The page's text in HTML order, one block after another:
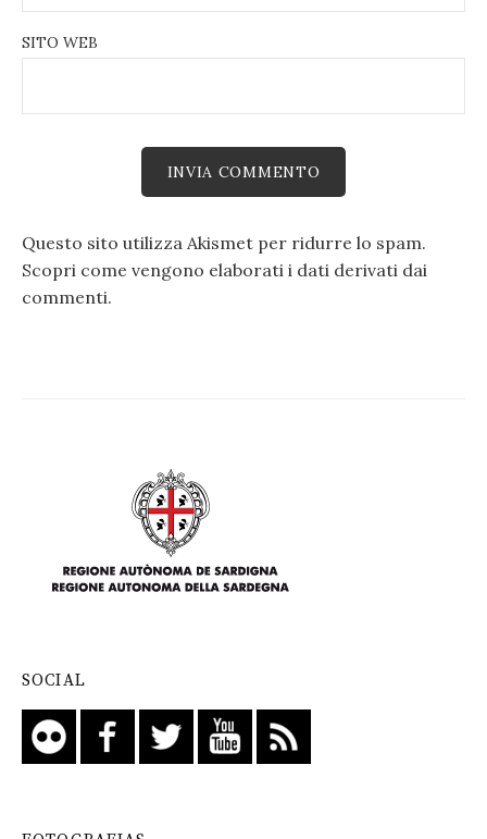
SITO WEB
Questo sito utilizza Akismet per ridurre lo spam.
Scopri come vengono elaborati i dati derivati dai
commenti.
SOCIAL